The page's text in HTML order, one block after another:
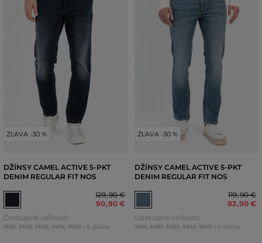
ZĽAVA -30 %
DŽÍNSY CAMEL ACTIVE 5-PKT
DENIM REGULAR FIT NOS
129,90 €
90,90 €
Dostupné veľkosti:
31/32, 32/32, 33/32, 34/32, 35/32 +5 ďalšie
ZĽAVA -30 %
DŽÍNSY CAMEL ACTIVE 5-PKT
DENIM REGULAR FIT NOS
119,90 €
83,90 €
Dostupné veľkosti:
31/32, 32/32, 33/32, 34/32, 35/32 +5 ďalšie